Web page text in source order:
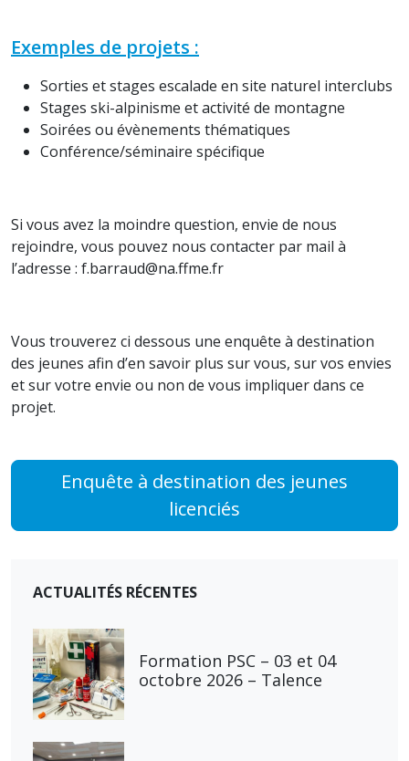
Exemples de projets :
Sorties et stages escalade en site naturel interclubs
Stages ski-alpinisme et activité de montagne
Soirées ou évènements thématiques
Conférence/séminaire spécifique
Si vous avez la moindre question, envie de nous
rejoindre, vous pouvez nous contacter par mail à
l’adresse : f.barraud@na.ffme.fr
Vous trouverez ci dessous une enquête à destination
des jeunes afin d’en savoir plus sur vous, sur vos envies
et sur votre envie ou non de vous impliquer dans ce
projet.
Enquête à destination des jeunes
licenciés
ACTUALITÉS RÉCENTES
Formation PSC – 03 et 04
octobre 2026 – Talence